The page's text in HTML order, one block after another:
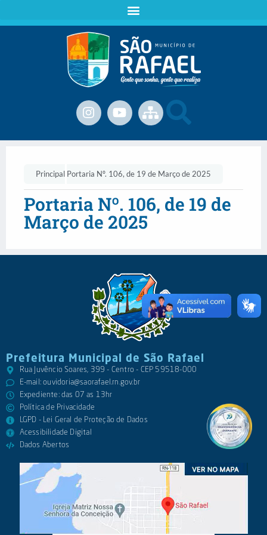
Principal Portaria Nº. 106, de 19 de Março de 2025
Portaria Nº. 106, de 19 de
Março de 2025
Prefeitura Municipal de São Rafael
Rua Juvêncio Soares, 399 - Centro - CEP 59518-000
E-mail:ouvidoria@saorafael.rn.gov.br
Expediente: das 07 as 13hr
Política de Privacidade
LGPD - Lei Geral de Proteção de Dados
Acessibilidade Digital
Dados Abertos